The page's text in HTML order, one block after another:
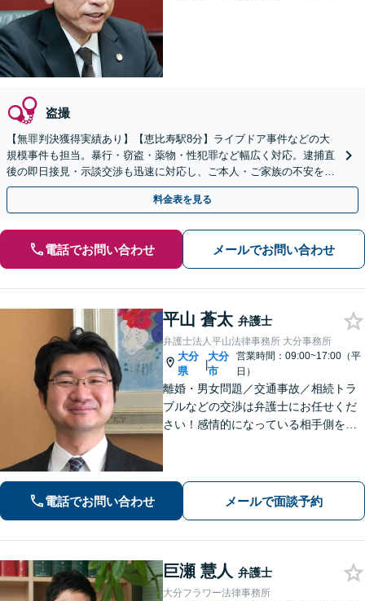
盗撮
【無罪判決獲得実績あり】【恵比寿駅8分】ライブドア事件などの大
規模事件も担当。暴行・窃盗・薬物・性犯罪など幅広く対応。逮捕直
後の即日接見・示談交渉も迅速に対応し、ご本人・ご家族の不安を最
小限に抑えます。【初回相談可能】【WEB面談可能】
料金表を見る
電話でお問い合わせ メールでお問い合わせ
平山 蒼太 弁護士
弁護士法人平山法律事務所 大分事務所
大分
県
|
大分
市
営業時間：09:00~17:00（平
日）
離婚・男女問題／交通事故／相続トラ
ブルなどの交渉は弁護士にお任せくだ
さい！感情的になっている相手側を冷
ヒアリングします。
電話でお問い合わせ メールで面談予約
巨瀬 慧人 弁護士
大分フラワー法律事務所